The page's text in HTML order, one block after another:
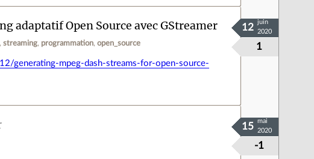
adaptatif Open Source avec GStreamer
streaming programmation open_source 1
12
juin
2020
mpeg-dash-streams-for-open-source-
-1
15
mai
2020